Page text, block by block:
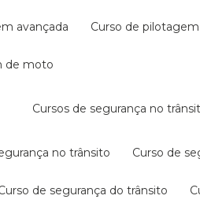
avançada curso de
de moto
cursos de segurança no
no trânsito curso de
curso de segurança do trânsito